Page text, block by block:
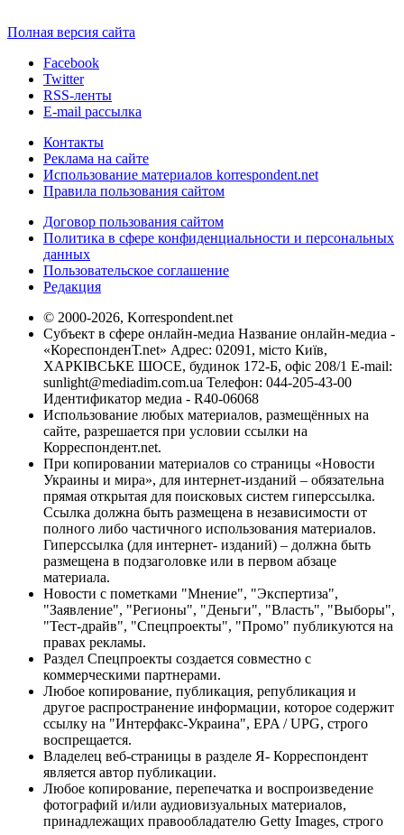
Полная версия сайта
Facebook
Twitter
RSS-ленты
E-mail рассылка
Контакты
Реклама на сайте
Использование материалов korrespondent.net
Правила пользования сайтом
Договор пользования сайтом
Политика в сфере конфиденциальности и персональных
данных
Пользовательское соглашение
Редакция
© 2000-2026, Korrespondent.net
Субъект в сфере онлайн-медиа Название онлайн-медиа -
«КореспонденТ.net» Адрес: 02091, місто Київ,
ХАРКІВСЬКЕ ШОСЕ, будинок 172-Б, офіс 208/1 E-mail:
sunlight@mediadim.com.ua Телефон: 044-205-43-00
Идентификатор медиа - R40-06068
Использование любых материалов, размещённых на
сайте, разрешается при условии ссылки на
Корреспондент.net.
При копировании материалов со страницы «Новости
Украины и мира», для интернет-изданий – обязательна
прямая открытая для поисковых систем гиперссылка.
Ссылка должна быть размещена в независимости от
полного либо частичного использования материалов.
Гиперссылка (для интернет- изданий) – должна быть
размещена в подзаголовке или в первом абзаце
материала.
Новости с пометками "Мнение", "Экспертиза",
"Заявление", "Регионы", "Деньги", "Власть", "Выборы",
"Тест-драйв", "Спецпроекты", "Промо" публикуются на
правах рекламы.
Раздел Спецпроекты создается совместно с
коммерческими партнерами.
Любое копирование, публикация, републикация и
другое распространение информации, которое содержит
ссылку на "Интерфакс-Украина", EPA / UPG, строго
воспрещается.
Владелец веб-страницы в разделе Я- Корреспондент
является автор публикации.
Любое копирование, перепечатка и воспроизведение
фотографий и/или аудиовизуальных материалов,
принадлежащих правообладателю Getty Images, строго